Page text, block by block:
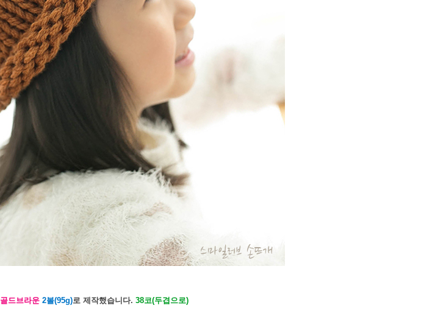
골드브라운2볼(95g)로 제작했습니다. 38코(두겹으로)